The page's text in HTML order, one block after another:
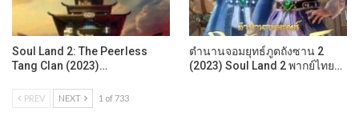
Soul Land 2: The Peerless
Tang Clan (2023)…
ตำนานจอมยุทธ์ภูตถังซาน 2
(2023) Soul Land 2 พากย์ไทย…
PREV NEXT 1 of 733